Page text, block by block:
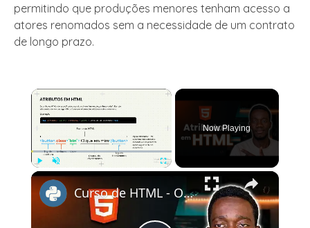
permitindo que produções menores tenham acesso a
atores renomados sem a necessidade de um contrato
de longo prazo.
×
Now Playing
×
Curso de HTML - O que são atributos em HTML?